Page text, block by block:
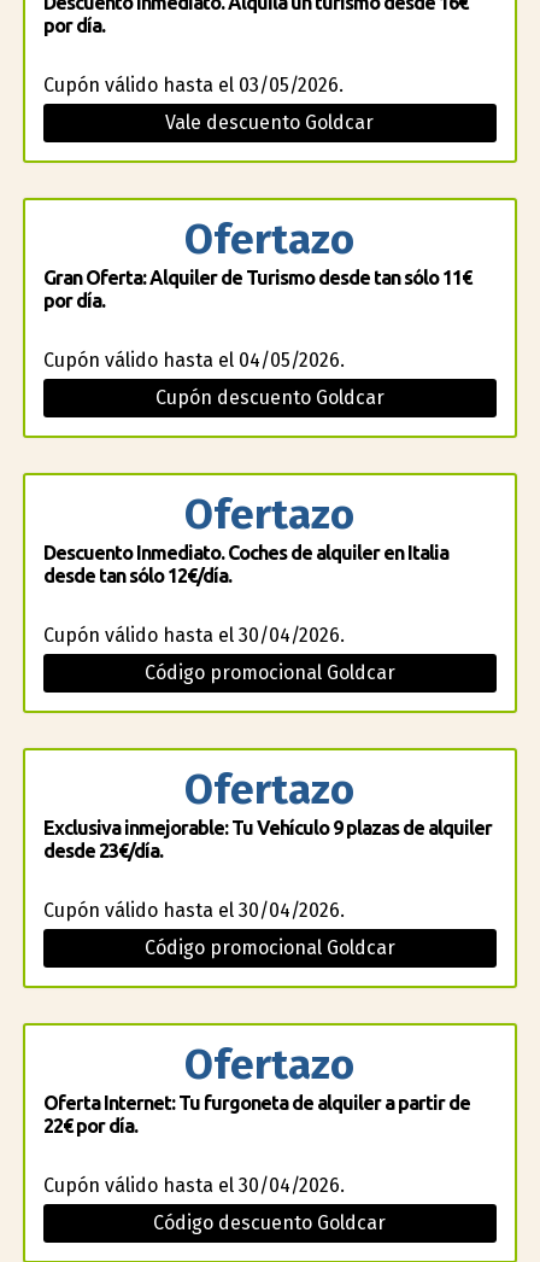
por día.
Cupón válido hasta el 03/05/2026.
Vale descuento Goldcar
Ofertazo
Gran Oferta: Alquiler de Turismo desde tan sólo 11€
por día.
Cupón válido hasta el 04/05/2026.
Cupón descuento Goldcar
Ofertazo
Descuento Inmediato. Coches de alquiler en Italia
desde tan sólo 12€/día.
Cupón válido hasta el 30/04/2026.
Código promocional Goldcar
Ofertazo
Exclusiva inmejorable: Tu Vehículo 9 plazas de alquiler
desde 23€/día.
Cupón válido hasta el 30/04/2026.
Código promocional Goldcar
Ofertazo
Oferta Internet: Tu furgoneta de alquiler a partir de
22€ por día.
Cupón válido hasta el 30/04/2026.
Código descuento Goldcar